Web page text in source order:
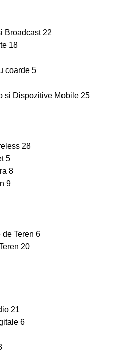
Broadcast 22
18
coarde 5
si Dispozitive Mobile 25
28
5
8
9
Teren 6
20
21
6